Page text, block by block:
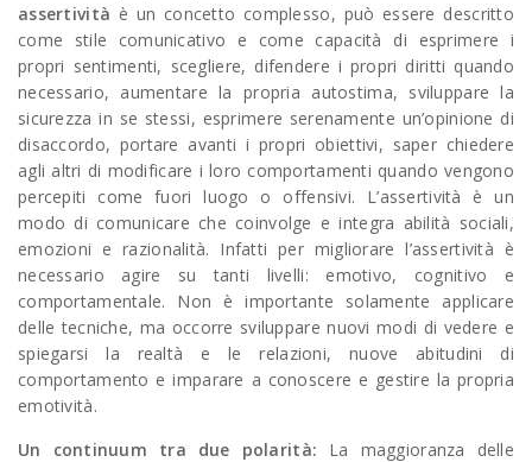
assertività è un concetto complesso, può essere descritto
come stile comunicativo e come capacità di esprimere i
propri sentimenti, scegliere, difendere i propri diritti quando
necessario, aumentare la propria autostima, sviluppare la
sicurezza in se stessi, esprimere serenamente un’opinione di
disaccordo, portare avanti i propri obiettivi, saper chiedere
agli altri di modificare i loro comportamenti quando vengono
percepiti come fuori luogo o offensivi. L’assertività è un
modo di comunicare che coinvolge e integra abilità sociali,
emozioni e razionalità. Infatti per migliorare l’assertività è
necessario agire su tanti livelli: emotivo, cognitivo e
comportamentale. Non è importante solamente applicare
delle tecniche, ma occorre sviluppare nuovi modi di vedere e
spiegarsi la realtà e le relazioni, nuove abitudini di
comportamento e imparare a conoscere e gestire la propria
emotività.
Un continuum tra due polarità: La maggioranza delle